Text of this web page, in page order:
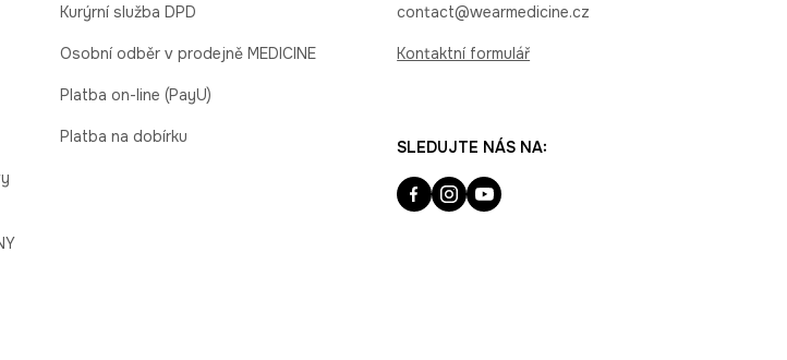
Kurýrní služba DPD
Osobní odběr v prodejně MEDICINE
Platba on-line (PayU)
Platba na dobírku
contact@wearmedicine.cz
Kontaktní formulář
SLEDUJTE NÁS NA: